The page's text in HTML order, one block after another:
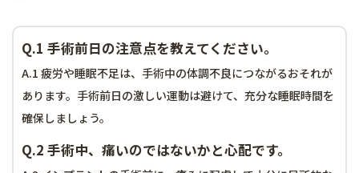
Q.1 手術前日の注意点を教えてください。
A.1 疲労や睡眠不足は、手術中の体調不良につながるおそれが
あります。手術前日の激しい運動は避けて、充分な睡眠時間を
確保しましょう。
Q.2 手術中、痛いのではないかと心配です。